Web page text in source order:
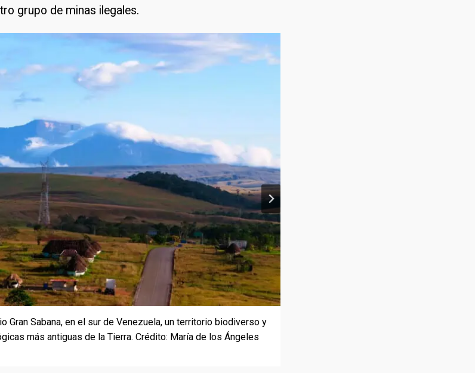
grupo de minas ilegales.
Gran Sabana, en el sur de Venezuela, un territorio biodiverso y
más antiguas de la Tierra. Crédito: María de los Ángeles
está bajo la figura del Parque Nacional Canaima. Dentro de
y fuera, hay focos mineros controlados por comunidades
de Chirikayén. Crédito: María de los Ángeles Ramírez
la vista de tepuyes como el Roraima deslumbra. Crédito:
Sabana hay saltos de agua como el Yuruaní, una cascada de
Ángeles Ramírez
impresionantes montañas de cima plana del eje oriental de
María de los Ángeles Ramírez